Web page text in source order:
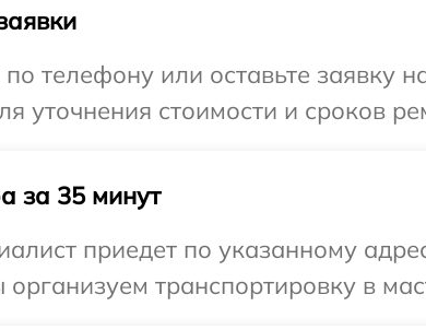
телефону или оставьте заявку
уточнения стоимости и сроков
за 35 минут
приедет по указанному
транспортировку в